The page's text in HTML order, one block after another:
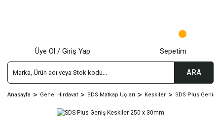
ARA
Üye Ol / Giriş Yap Sepetim
Anasayfa Genel Hırdavat SDS Matkap Uçları Keskiler SDS Plus Geniş